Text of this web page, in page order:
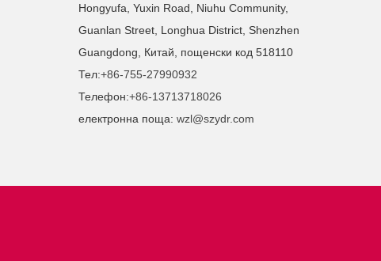
Hongyufa, Yuxin Road, Niuhu Community,
Guanlan Street, Longhua District, Shenzhen
Guangdong, Китай, пощенски код 518110
Тел:+86-755-27990932
Телефон:+86-13713718026
електронна поща: wzl@szydr.com